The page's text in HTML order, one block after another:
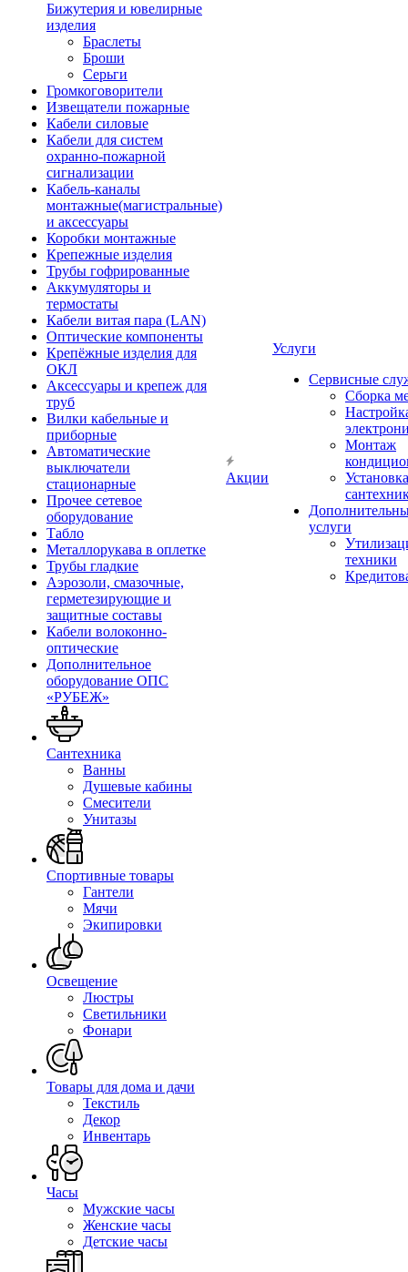
Бижутерия и ювелирные
изделия
Браслеты
Броши
Серьги
Громкоговорители
Извещатели пожарные
Кабели силовые
Кабели для систем
охранно-пожарной
сигнализации
Кабель-каналы
монтажные(магистральные)
и аксессуары
Коробки монтажные
Крепежные изделия
Трубы гофрированные
Аккумуляторы и
термостаты
Кабели витая пара (LAN)
Оптические компоненты
Крепёжные изделия для
ОКЛ
Аксессуары и крепеж для
труб
Вилки кабельные и
приборные
Автоматические
выключатели
стационарные
Прочее сетевое
оборудование
Табло
Металлорукава в оплетке
Трубы гладкие
Аэрозоли, смазочные,
герметезирующие и
защитные составы
Кабели волоконно-
оптические
Дополнительное
оборудование ОПС
«РУБЕЖ»
Сантехника
Ванны
Душевые кабины
Смесители
Унитазы
Спортивные товары
Гантели
Мячи
Экипировки
Освещение
Люстры
Светильники
Фонари
Товары для дома и дачи
Текстиль
Декор
Инвентарь
Часы
Мужские часы
Женские часы
Детские часы
Акции
Услуги
Сервисные
Сборка
Монтаж
Установка
услуги
техники